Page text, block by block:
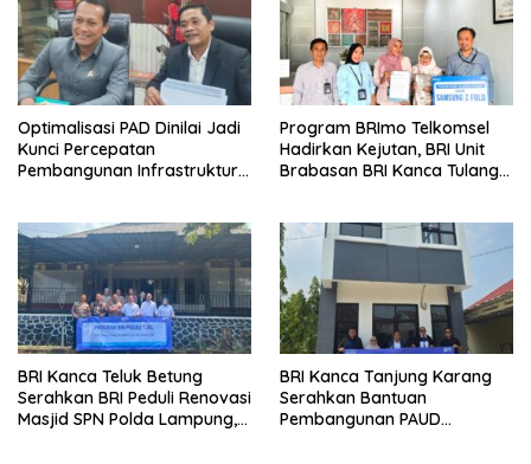
Optimalisasi PAD Dinilai Jadi
Kunci Percepatan
Pembangunan Infrastruktur
Program BRImo Telkomsel
Hadirkan Kejutan, BRI Unit
Brabasan BRI Kanca Tulang
Mesuji
BRI Kanca Teluk Betung
Serahkan BRI Peduli Renovasi
Masjid SPN Polda Lampung,
BRI Kanca Tanjung Karang
Serahkan Bantuan
Pembangunan PAUD